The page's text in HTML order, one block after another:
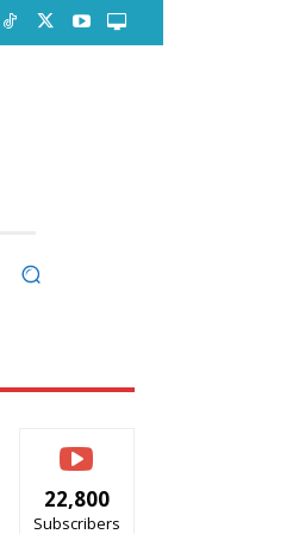
22,800
Subscribers